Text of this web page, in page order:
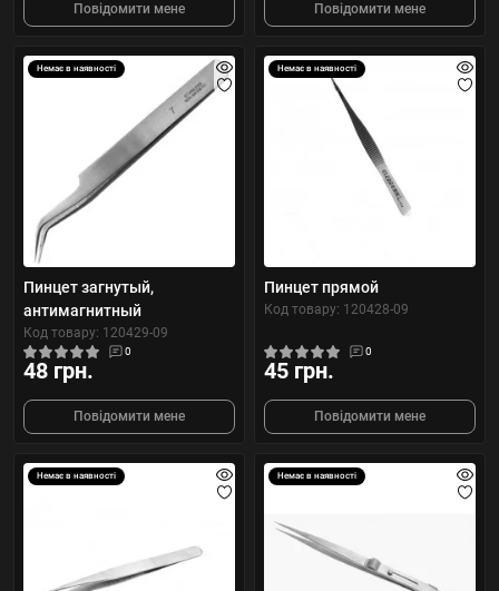
Повідомити мене Повідомити мене
Немає в наявності
Пинцет загнутый,
антимагнитный
Код товару: 120429-09
0
48 грн.
Повідомити мене
Немає в наявності
Пинцет прямой
Код товару: 120428-09
0
45 грн.
Повідомити мене
Немає в наявності Немає в наявності